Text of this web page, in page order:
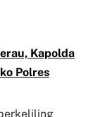
Kapolda
Polres